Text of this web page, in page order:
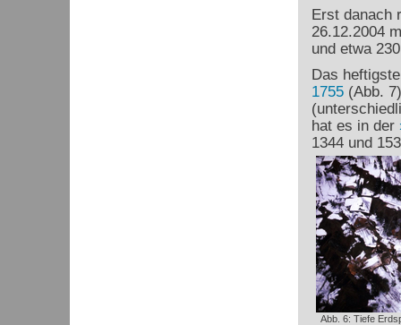
Erst danach
26.12.2004
und etwa
Das
1755(Abb. 7)
hat es in der
1344 und
Abb. 6: Tiefe